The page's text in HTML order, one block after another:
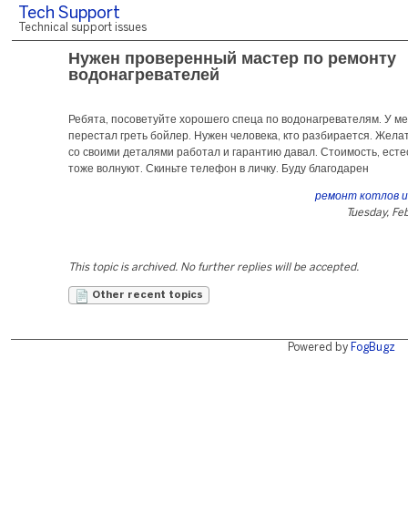
Tech Support
Technical support issues
Нужен проверенный мастер по ремонту
водонагревателей
Ребята, посоветуйте хорошего спеца по водонагревателям. У
перестал греть бойлер. Нужен человека, кто разбирается.
со своими деталями работал и гарантию давал. Стоимость,
тоже волнуют. Скиньте телефон в личку. Буду благодарен
ремонт котлов
Tuesday,
This topic is archived. No further replies will be accepted.
Other recent topics
Powered by FogBugz